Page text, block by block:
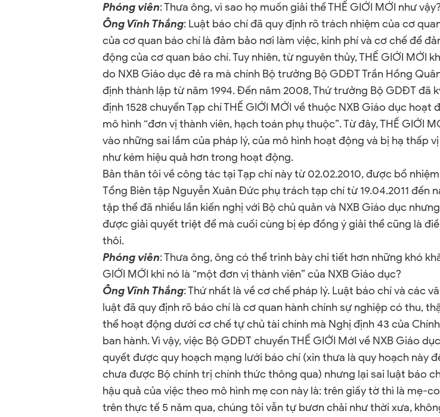
Phóng viên: Thưa ông, vì sao họ muốn giải thể THẾ GIỚI MỚI như vậy?
Ông Vĩnh Thắng: Luật báo chí đã quy định rõ trách nhiệm của cơ
của cơ quan báo chí là đảm bảo nơi làm việc, kinh phí và cơ chế để
động của cơ quan báo chí. Tuy nhiên, từ nguyên thủy, THẾ GIỚI MỚI
do NXB Giáo dục đẻ ra mà chính Bộ trưởng Bộ GDĐT Trần Hồng
định thành lập từ năm 1994. Đến năm 2008, Thứ trưởng Bộ GDĐT đã
định 1528 chuyển Tạp chí THẾ GIỚI MỚI về thuộc NXB Giáo dục hoạt
mô hình “đơn vị thành viên, hạch toán phụ thuộc”. Từ đây, THẾ GIỚI
vào những sai lầm của pháp lý, của mô hình hoạt động và bị hạ thấp
như kém hiệu quả hơn trong hoạt động.
Bản thân tôi về công tác tại Tạp chí này từ 02.02.2010, được bổ
Tổng Biên tập Nguyễn Xuân Đức phụ trách tạp chí từ 19.04.2011 đến
tập thể đã nhiều lần kiến nghị với Bộ chủ quản và NXB Giáo dục
được giải quyết triệt để mà cuối cùng bị ép đồng ý giải thể cũng là
thôi.
Phóng viên: Thưa ông, ông có thể trình bày chi tiết hơn những khó
GIỚI MỚI khi nó là “một đơn vị thành viên” của NXB Giáo dục?
Ông Vĩnh Thắng: Thứ nhất là về cơ chế pháp lý. Luật báo chí và các
luật đã quy định rõ báo chí là cơ quan hành chính sự nghiệp có thu,
thể hoạt động dưới cơ chế tự chủ tài chính mà Nghị định 43 của
ban hành. Vì vậy, việc Bộ GDĐT chuyển THẾ GIỚI MớI về NXB Giáo
quyết được quy hoạch mạng lưới báo chí (xin thưa là quy hoạch này
chưa được Bộ chính trị chính thức thông qua) nhưng lại sai luật báo
hậu quả của việc theo mô hình mẹ con này là: trên giấy tờ thì là mẹ-
trên thực tế 5 năm qua, chúng tôi vẫn tự bươn chải như thời xưa,